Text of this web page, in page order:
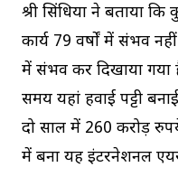
श्री सिंधिया ने बताया कि
कार्य 79 वर्षों में संभव
में संभव कर दिखाया गया
समय यहां हवाई पट्टी
दो साल में 260 करोड़
में बना यह इंटरनेशनल